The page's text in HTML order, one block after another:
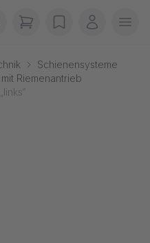
items in cart, view
wishlistMein
Schienensysteme
mit Riemenantrieb